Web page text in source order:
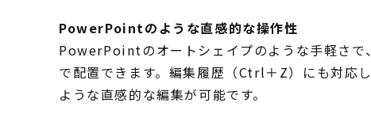
PowerPointのような直感的な操作性
PowerPointのオートシェイプのような手軽さで
で配置できます。編集履歴（Ctrl＋Z）にも対応
ような直感的な編集が可能です。